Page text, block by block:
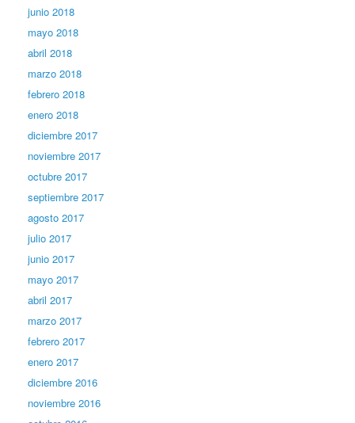
junio 2018
mayo 2018
abril 2018
marzo 2018
febrero 2018
enero 2018
diciembre 2017
noviembre 2017
octubre 2017
septiembre 2017
agosto 2017
julio 2017
junio 2017
mayo 2017
abril 2017
marzo 2017
febrero 2017
enero 2017
diciembre 2016
noviembre 2016